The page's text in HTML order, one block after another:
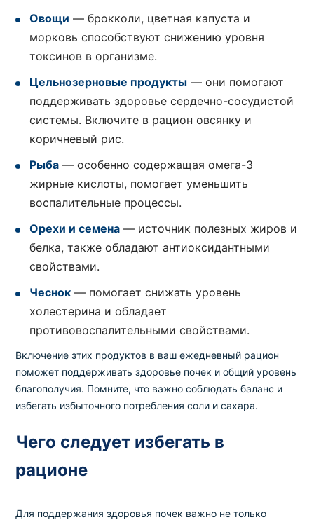
Овощи — брокколи, цветная капуста и
морковь способствуют снижению уровня
токсинов в организме.
Цельнозерновые продукты — они помогают
поддерживать здоровье сердечно-сосудистой
системы. Включите в рацион овсянку и
коричневый рис.
Рыба — особенно содержащая омега-3
жирные кислоты, помогает уменьшить
воспалительные процессы.
Орехи и семена — источник полезных жиров и
белка, также обладают антиоксидантными
свойствами.
Чеснок — помогает снижать уровень
холестерина и обладает
противовоспалительными свойствами.
Включение этих продуктов в ваш ежедневный рацион
поможет поддерживать здоровье почек и общий уровень
благополучия. Помните, что важно соблюдать баланс и
избегать избыточного потребления соли и сахара.
Чего следует избегать в
рационе
Для поддержания здоровья почек важно не только